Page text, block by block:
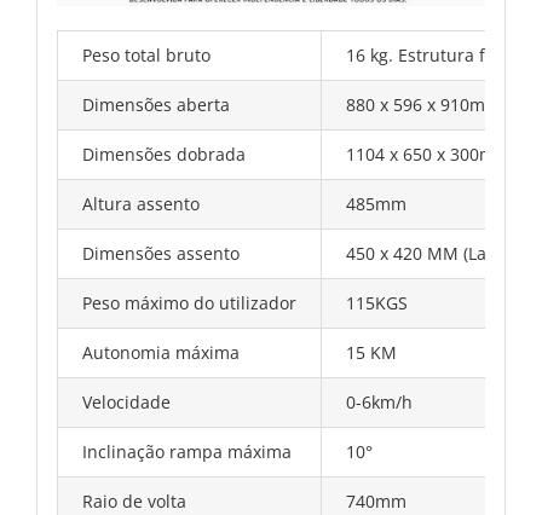
Peso total bruto 16 kg. Estrutura
Dimensões aberta 880 x 596 x 910mm
Dimensões dobrada 1104 x 650 x 300mm
Altura assento 485mm
Dimensões assento 450 x 420 MM (Largura
Peso máximo do utilizador 115KGS
Autonomia máxima 15 KM
Velocidade 0-6km/h
Inclinação rampa máxima 10°
Raio de volta 740mm